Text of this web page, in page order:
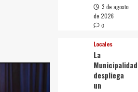
3 de agosto
de 2026
0
Locales
La
Municipalidad
despliega
un